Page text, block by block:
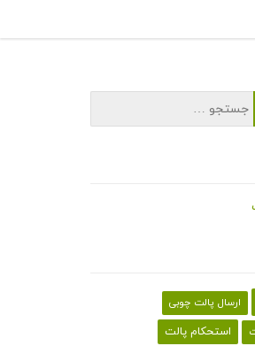
ارسال پالت چوبی
استحکام پالت